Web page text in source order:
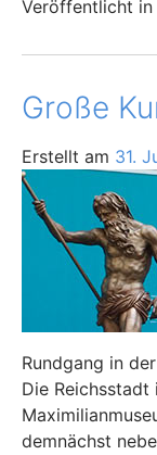
Veröffentlicht in
Große
Erstellt am 31.
Rundgang in
Die Reichsstadt
demnächst